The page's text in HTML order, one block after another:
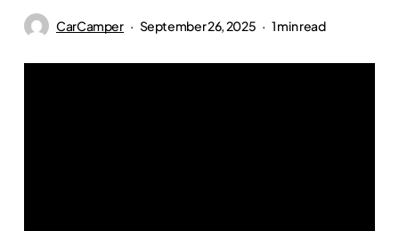
CarCamper September 26, 2025 1 min read